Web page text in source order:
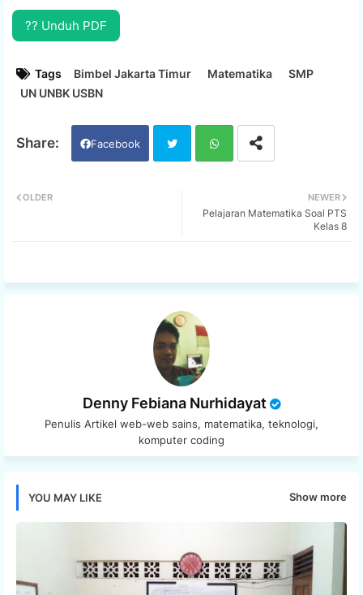
?? Unduh PDF
Tags Bimbel Jakarta Timur Matematika
SMP
UN UNBK USBN
Facebook
ats
NEWER
Pelajaran Matematika Soal PTS
Kelas 8
OLDER
Denny Febiana Nurhidayat
Penulis Artikel web-web sains, matematika, teknologi,
komputer coding
YOU MAY LIKE Show more